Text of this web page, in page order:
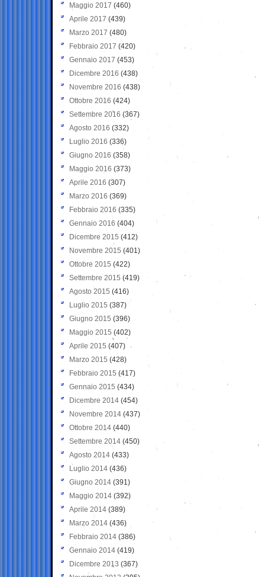
Maggio 2017 (460)
Aprile 2017 (439)
Marzo 2017 (480)
Febbraio 2017 (420)
Gennaio 2017 (453)
Dicembre 2016 (438)
Novembre 2016 (438)
Ottobre 2016 (424)
Settembre 2016 (367)
Agosto 2016 (332)
Luglio 2016 (336)
Giugno 2016 (358)
Maggio 2016 (373)
Aprile 2016 (307)
Marzo 2016 (369)
Febbraio 2016 (335)
Gennaio 2016 (404)
Dicembre 2015 (412)
Novembre 2015 (401)
Ottobre 2015 (422)
Settembre 2015 (419)
Agosto 2015 (416)
Luglio 2015 (387)
Giugno 2015 (396)
Maggio 2015 (402)
Aprile 2015 (407)
Marzo 2015 (428)
Febbraio 2015 (417)
Gennaio 2015 (434)
Dicembre 2014 (454)
Novembre 2014 (437)
Ottobre 2014 (440)
Settembre 2014 (450)
Agosto 2014 (433)
Luglio 2014 (436)
Giugno 2014 (391)
Maggio 2014 (392)
Aprile 2014 (389)
Marzo 2014 (436)
Febbraio 2014 (386)
Gennaio 2014 (419)
Dicembre 2013 (367)